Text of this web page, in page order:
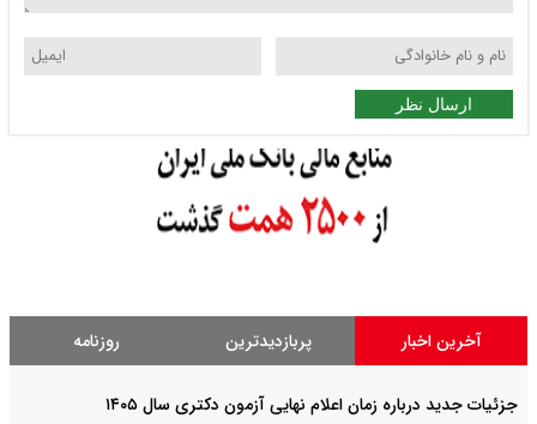
ارسال نظر
آخرین اخبار پربازدیدترین روزنامه
جزئیات جدید درباره زمان اعلام نهایی آزمون دکتری سال ۱۴۰۵